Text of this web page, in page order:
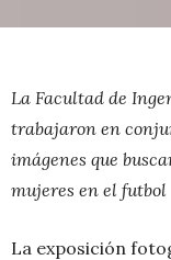
La Facultad de
trabajaron en
imágenes que
mujeres en el futbol
La exposición